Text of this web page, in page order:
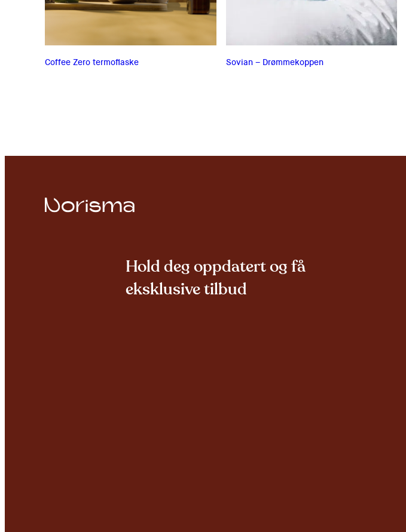
Coffee Zero termoflaske Sovian – Drømmekoppen
Hold deg oppdatert og få
eksklusive tilbud